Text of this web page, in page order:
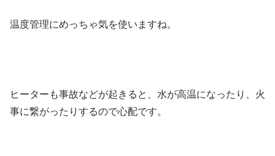
温度管理にめっちゃ気を使いますね。
ヒーターも事故などが起きると、水が高温になったり、火
事に繋がったりするので心配です。